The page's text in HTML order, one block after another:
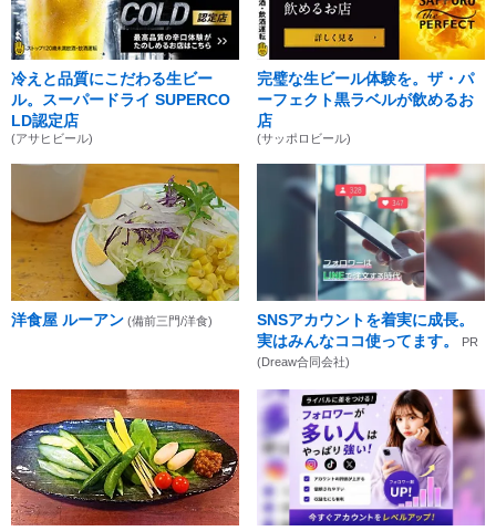
冷えと品質にこだわる生ビー
ル。スーパードライ SUPERCO
LD認定店
(アサヒビール)
完璧な生ビール体験を。ザ・パ
ーフェクト黒ラベルが飲めるお
店
(サッポロビール)
洋食屋 ルーアン (備前三門/洋食)
SNSアカウントを着実に成長。
実はみんなココ使ってます。
PR
(Dreaw合同会社)